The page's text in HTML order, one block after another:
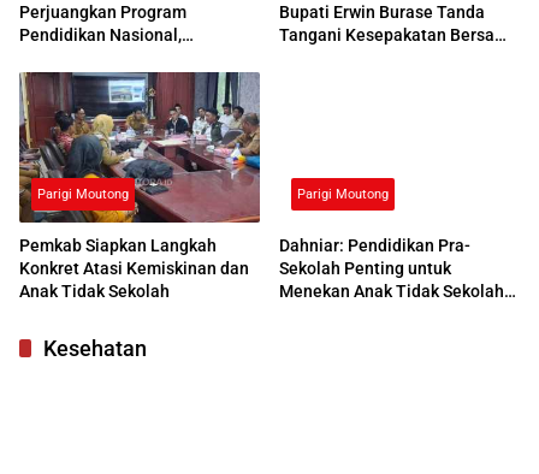
Perjuangkan Program
Pendidikan Nasional,
Respons Positif
Bupati Erwin Burase Tanda
Tangani Kesepakatan Bersama
Parigi Moutong
Pemkab Siapkan Langkah
Konkret Atasi Kemiskinan dan
Anak Tidak Sekolah
Parigi Moutong
Dahniar: Pendidikan Pra-
Sekolah Penting untuk
Menekan Anak Tidak Sekolah
Kesehatan